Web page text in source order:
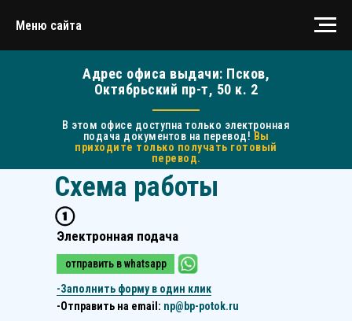
Меню сайта
Адрес офиса выдачи: Псков,
Октябрьский пр-т, 50 к. 2
В этом офисе доступна только электронная
подача документов на перевод! Вы
приходите только получать готовый
перевод.
отправить в whatsapp
Схема работы
Электронная подача
-Заполнить форму в один клик
-Отправить на email: np@bp-potok.ru